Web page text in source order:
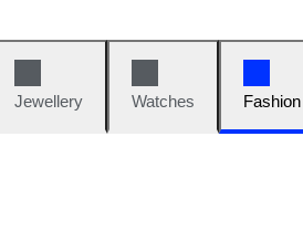
Jewellery Watches Fashion